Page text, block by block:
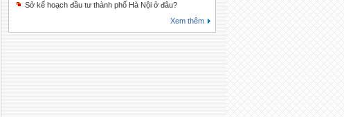
Sở kế hoạch đầu tư thành phố Hà Nội ở đâu?
Xem thêm